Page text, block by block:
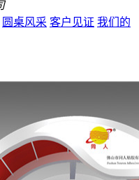
圆桌风采 客户见证 我们的